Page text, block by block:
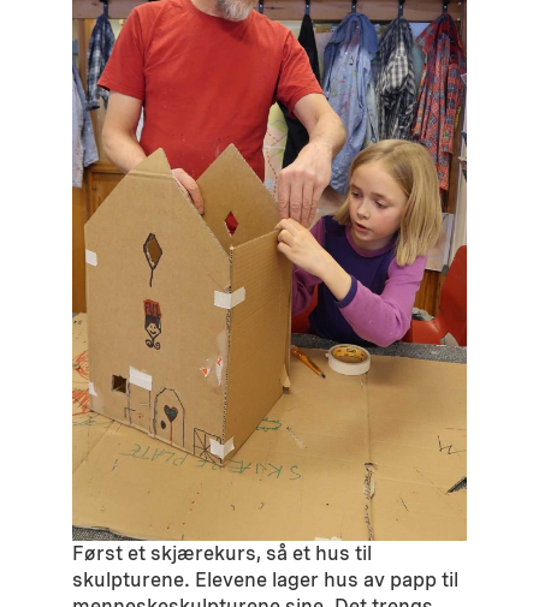
Først et skjærekurs, så et hus til
skulpturene. Elevene lager hus av papp til